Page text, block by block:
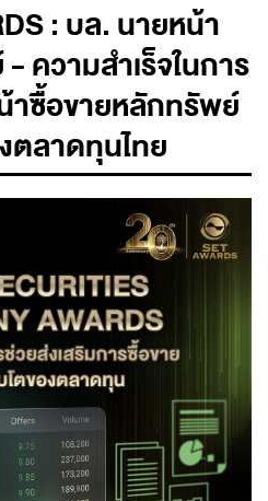
: บล. นายหน้า
ความสำเร็จในการ
าซื้อขายหลักทรัพย์
ตลาดทุนไทย